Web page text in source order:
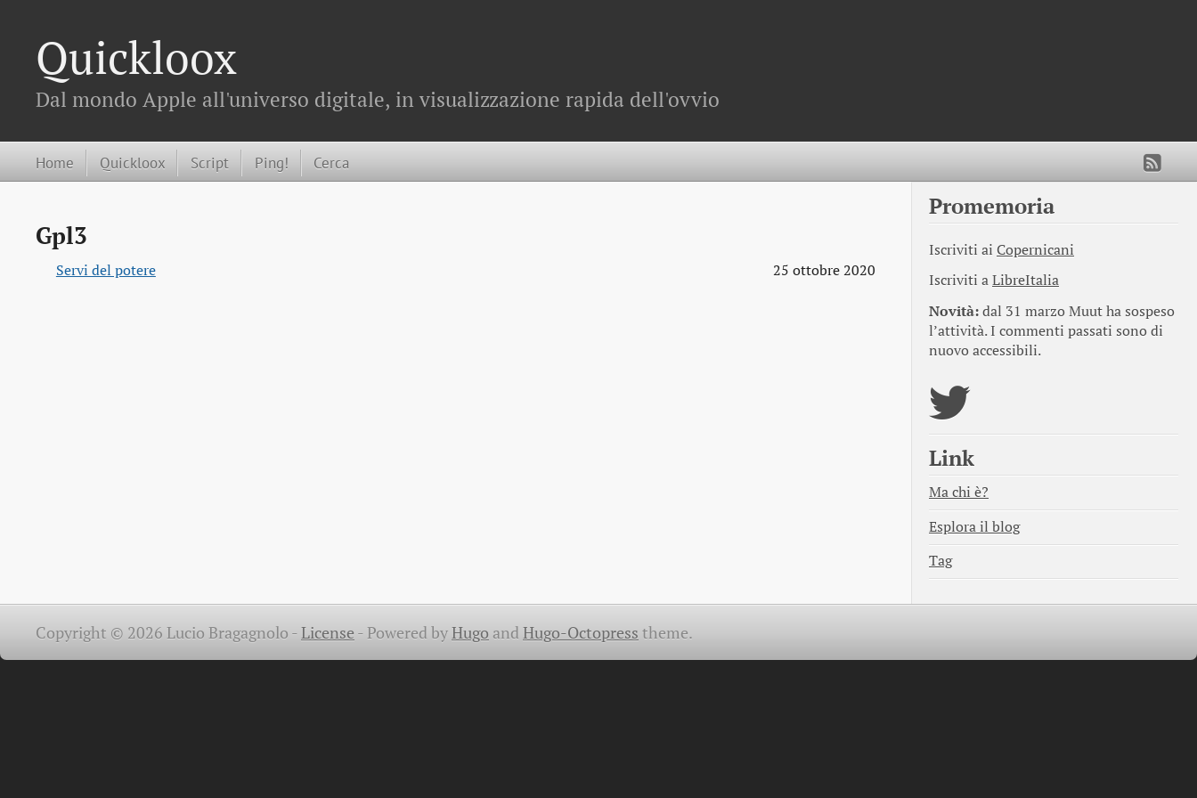
Quickloox
Dal mondo Apple all'universo digitale, in visualizzazione rapida dell'ovvio
Home Quickloox Script Ping! Cerca
Gpl3
Servi del potere 25 ottobre 2020
Promemoria
Iscriviti ai Copernicani
Iscriviti aLibreItalia
Novità:dal 31 marzo Muut ha sospeso
l’attività. I commenti passati sono di
nuovo accessibili.
Link
Ma chi è?
Esplora il blog
Tag
Copyright © 2026 Lucio Bragagnolo -License -Powered byHugoandHugo-Octopress theme.